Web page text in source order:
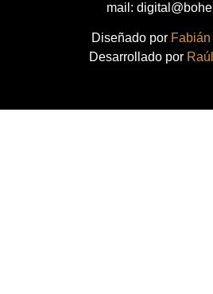
mail:
Diseñado por
Desarrollado por